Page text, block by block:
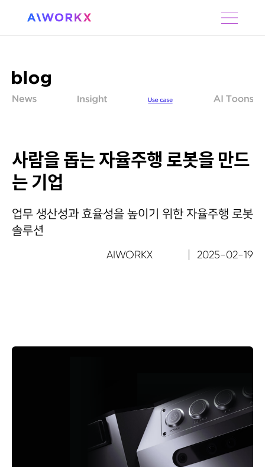
사람을 돕는 자율주행 로봇을 만드
는 기업
AIWORKX 2025-02-19
업무 생산성과 효율성을 높이기 위한 자율주행 로봇
솔루션